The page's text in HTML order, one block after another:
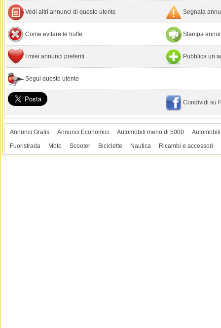
Vedi altri annunci di questo utente Segnala
Come evitare le truffe Stampa
I miei annunci preferiti Pubblica un
Segui questo utente
Condividi su
Annunci Gratis Annunci Economici Automobili meno di 5000
Fuoristrada
Moto Scooter Biciclette Nautica Ricambi e accessori